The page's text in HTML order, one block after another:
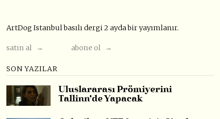
ArtDog Istanbul basılı dergi 2 ayda bir yayımlanır.
satın al → abone ol →
SON YAZILAR
Uluslararası Prömiyerini
Tallinn’de Yapacak